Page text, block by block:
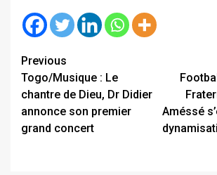
Continue
Reading
Previous
Togo/Musique : Le
chantre de Dieu, Dr Didier
annonce son premier
grand concert
Améssé